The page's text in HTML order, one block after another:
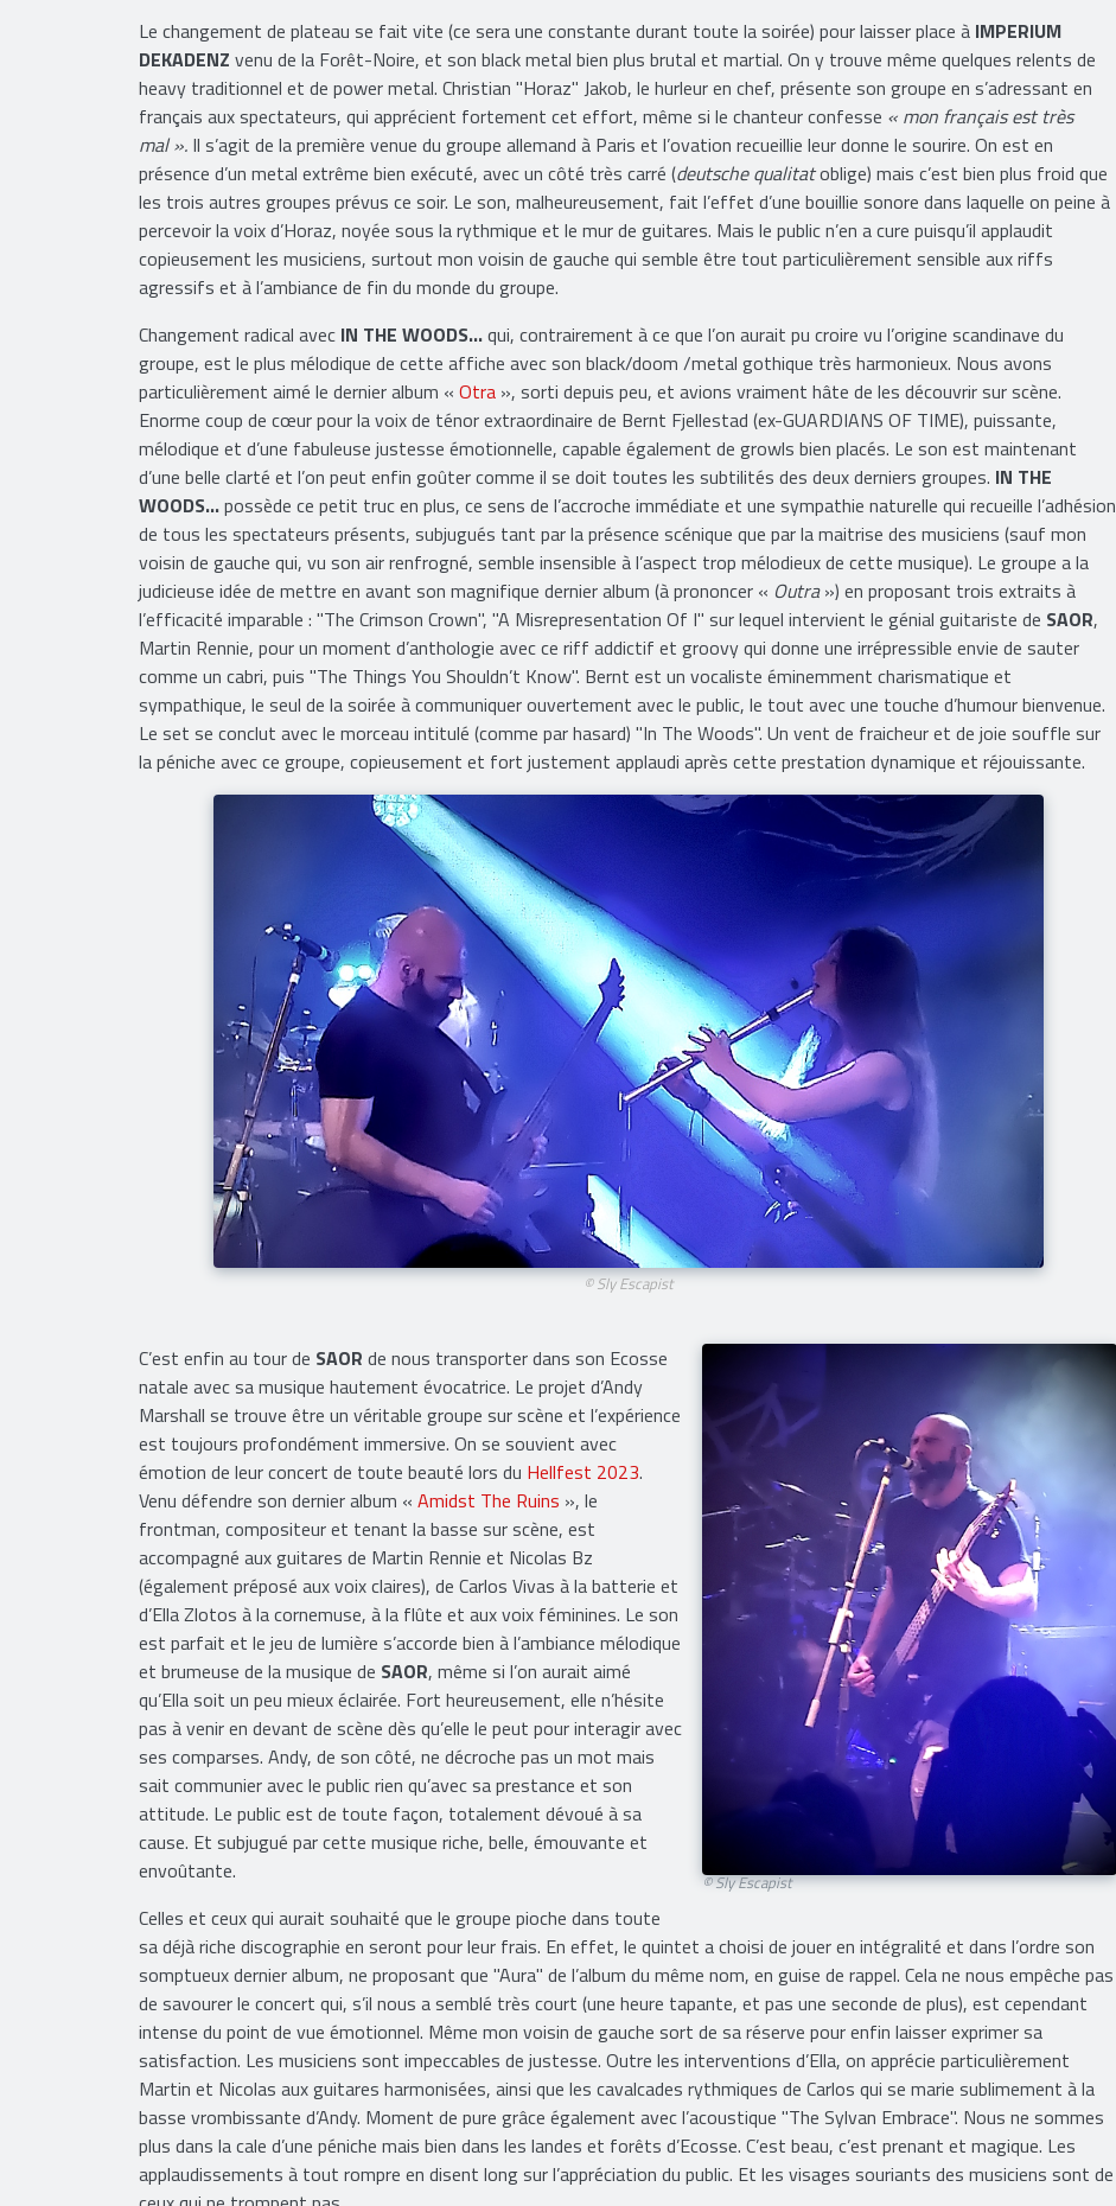
Le changement de plateau se fait vite (ce sera une constante durant toute la soirée) pour laisser place à IMPERIUM
DEKADENZ venu de la Forêt-Noire, et son black metal bien plus brutal et martial. On y trouve même quelques relents de
heavy traditionnel et de power metal. Christian "Horaz" Jakob, le hurleur en chef, présente son groupe en s’adressant en
français aux spectateurs, qui apprécient fortement cet effort, même si le chanteur confesse « mon français est très
mal ». Il s’agit de la première venue du groupe allemand à Paris et l’ovation recueillie leur donne le sourire. On est en
présence d’un metal extrême bien exécuté, avec un côté très carré (deutsche qualitatoblige) mais c’est bien plus froid que
les trois autres groupes prévus ce soir. Le son, malheureusement, fait l’effet d’une bouillie sonore dans laquelle on peine à
percevoir la voix d’Horaz, noyée sous la rythmique et le mur de guitares. Mais le public n’en a cure puisqu’il applaudit
copieusement les musiciens, surtout mon voisin de gauche qui semble être tout particulièrement sensible aux riffs
agressifs et à l’ambiance de fin du monde du groupe.
Changement radical avec IN THE WOODS…qui, contrairement à ce que l’on aurait pu croire vu l’origine scandinave du
groupe, est le plus mélodique de cette affiche avec son black/doom /metal gothique très harmonieux. Nous avons
particulièrement aimé le dernier album « Otra », sorti depuis peu, et avions vraiment hâte de les découvrir sur scène.
Enorme coup de cœur pour la voix de ténor extraordinaire de Bernt Fjellestad (ex-GUARDIANS OF TIME), puissante,
mélodique et d’une fabuleuse justesse émotionnelle, capable également de growls bien placés. Le son est maintenant
d’une belle clarté et l’on peut enfin goûter comme il se doit toutes les subtilités des deux derniers groupes. IN THE
WOODS...possède ce petit truc en plus, ce sens de l’accroche immédiate et une sympathie naturelle qui recueille l’adhésion
de tous les spectateurs présents, subjugués tant par la présence scénique que par la maitrise des musiciens (sauf mon
voisin de gauche qui, vu son air renfrogné, semble insensible à l’aspect trop mélodieux de cette musique). Le groupe a la
judicieuse idée de mettre en avant son magnifique dernier album (à prononcer « Outra») en proposant trois extraits à
l’efficacité imparable : "The Crimson Crown", "A Misrepresentation Of I" sur lequel intervient le génial guitariste de SAOR,
Martin Rennie, pour un moment d’anthologie avec ce riff addictif et groovy qui donne une irrépressible envie de sauter
comme un cabri, puis "The Things You Shouldn’t Know". Bernt est un vocaliste éminemment charismatique et
sympathique, le seul de la soirée à communiquer ouvertement avec le public, le tout avec une touche d’humour bienvenue.
Le set se conclut avec le morceau intitulé (comme par hasard) "In The Woods". Un vent de fraicheur et de joie souffle sur
la péniche avec ce groupe, copieusement et fort justement applaudi après cette prestation dynamique et réjouissante.
© Sly Escapist
© Sly Escapist
C’est enfin au tour de SAOR de nous transporter dans son Ecosse
natale avec sa musique hautement évocatrice. Le projet d’Andy
Marshall se trouve être un véritable groupe sur scène et l’expérience
est toujours profondément immersive. On se souvient avec
émotion de leur concert de toute beauté lors du Hellfest 2023.
Venu défendre son dernier album « Amidst The Ruins », le
frontman, compositeur et tenant la basse sur scène, est
accompagné aux guitares de Martin Rennie et Nicolas Bz
(également préposé aux voix claires), de Carlos Vivas à la batterie et
d’Ella Zlotos à la cornemuse, à la flûte et aux voix féminines. Le son
est parfait et le jeu de lumière s’accorde bien à l’ambiance mélodique
et brumeuse de la musique de SAOR, même si l’on aurait aimé
qu’Ella soit un peu mieux éclairée. Fort heureusement, elle n’hésite
pas à venir en devant de scène dès qu’elle le peut pour interagir avec
ses comparses. Andy, de son côté, ne décroche pas un mot mais
sait communier avec le public rien qu’avec sa prestance et son
attitude. Le public est de toute façon, totalement dévoué à sa
cause. Et subjugué par cette musique riche, belle, émouvante et
envoûtante.
Celles et ceux qui aurait souhaité que le groupe pioche dans toute
sa déjà riche discographie en seront pour leur frais. En effet, le quintet a choisi de jouer en intégralité et dans l’ordre son
somptueux dernier album, ne proposant que "Aura" de l’album du même nom, en guise de rappel. Cela ne nous empêche pas
de savourer le concert qui, s’il nous a semblé très court (une heure tapante, et pas une seconde de plus), est cependant
intense du point de vue émotionnel. Même mon voisin de gauche sort de sa réserve pour enfin laisser exprimer sa
satisfaction. Les musiciens sont impeccables de justesse. Outre les interventions d’Ella, on apprécie particulièrement
Martin et Nicolas aux guitares harmonisées, ainsi que les cavalcades rythmiques de Carlos qui se marie sublimement à la
basse vrombissante d’Andy. Moment de pure grâce également avec l’acoustique "The Sylvan Embrace". Nous ne sommes
plus dans la cale d’une péniche mais bien dans les landes et forêts d’Ecosse. C’est beau, c’est prenant et magique. Les
applaudissements à tout rompre en disent long sur l’appréciation du public. Et les visages souriants des musiciens sont de